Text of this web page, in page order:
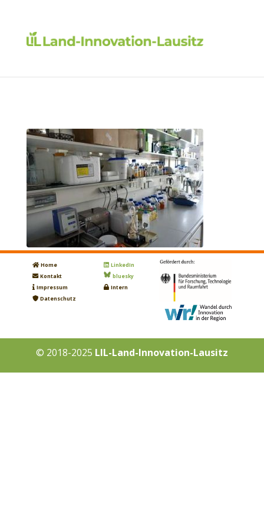
Home
Kontakt
Impressum
Datenschutz
LinkedIn
bluesky
Intern
© 2018-2025 LIL-Land-Innovation-Lausitz